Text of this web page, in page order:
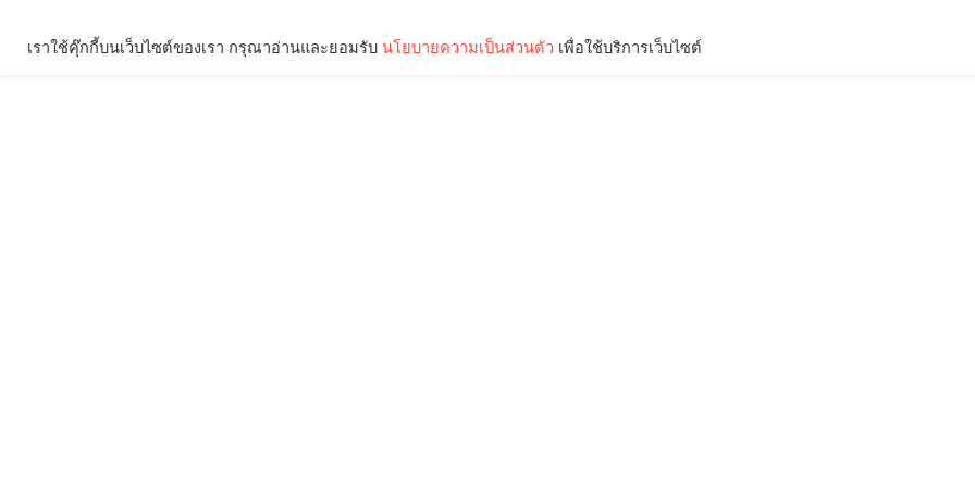
เราใช้คุ๊กกี้บนเว็บไซต์ของเรา กรุณาอ่านและยอมรับ นโยบายความเป็นส่วนตัว เพื่อใช้บริการเว็บไซต์